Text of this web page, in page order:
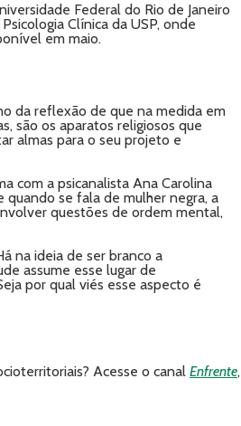
Federal do Rio de Janeiro
Clínica da USP, onde
em maio.
da reflexão de que na medida em
são os aparatos religiosos que
almas para o seu projeto e
com a psicanalista Ana Carolina
quando se fala de mulher negra, a
questões de ordem mental,
na ideia de ser branco a
assume esse lugar de
por qual viés esse aspecto é
Acesse o canal Enfrente,